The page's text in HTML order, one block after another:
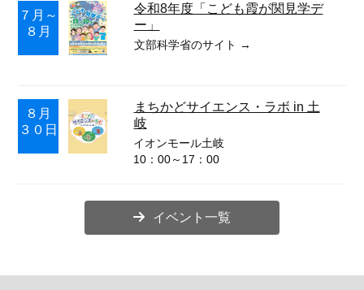
７月～
８月
令和8年度「こども霞が関見学デ
ー」
文部科学省のサイト →
８月
３０日
まちかどサイエンス・ラボ in 土
岐
イオンモール土岐
10：00～17：00
イベント一覧